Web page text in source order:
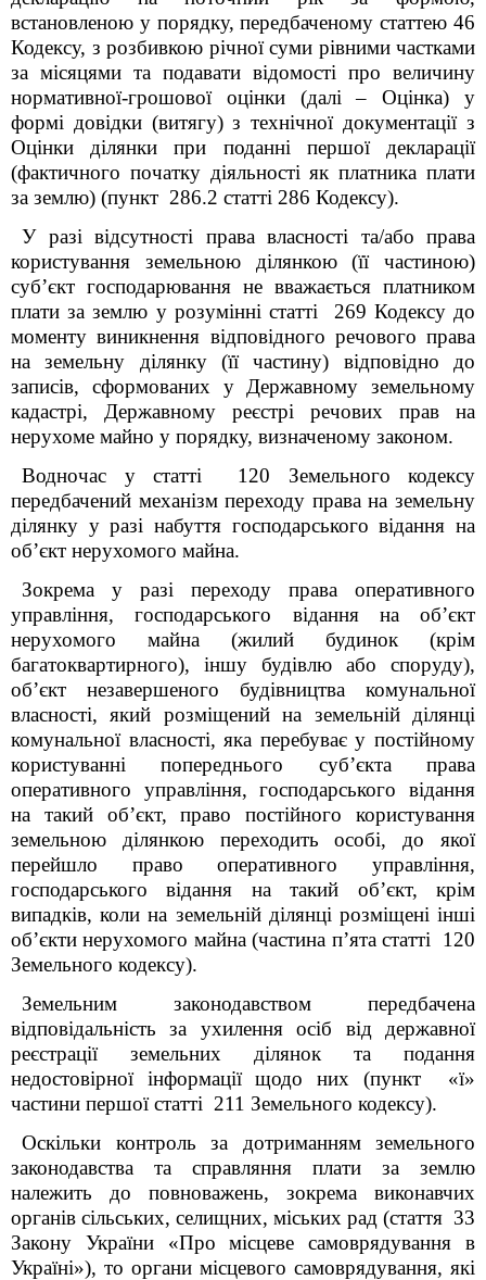
встановленою у порядку, передбаченому статтею 46
Кодексу, з розбивкою річної суми рівними частками
за місяцями та подавати відомості про величину
нормативної-грошової оцінки (далі – Оцінка) у
формі довідки (витягу) з технічної документації з
Оцінки ділянки при поданні першої декларації
(фактичного початку діяльності як платника плати
за землю) (пункт 286.2 статті 286 Кодексу).
У разі відсутності права власності та/або права
користування земельною ділянкою (її частиною)
суб’єкт господарювання не вважається платником
плати за землю у розумінні статті 269 Кодексу до
моменту виникнення відповідного речового права
на земельну ділянку (її частину) відповідно до
записів, сформованих у Державному земельному
кадастрі, Державному реєстрі речових прав на
нерухоме майно у порядку, визначеному законом.
Водночас у статті 120 Земельного кодексу
передбачений механізм переходу права на земельну
ділянку у разі набуття господарського відання на
об’єкт нерухомого майна.
Зокрема у разі переходу права оперативного
управління, господарського відання на об’єкт
нерухомого майна (жилий будинок (крім
багатоквартирного), іншу будівлю або споруду),
об’єкт незавершеного будівництва комунальної
власності, який розміщений на земельній ділянці
комунальної власності, яка перебуває у постійному
користуванні попереднього суб’єкта права
оперативного управління, господарського відання
на такий об’єкт, право постійного користування
земельною ділянкою переходить особі, до якої
перейшло право оперативного управління,
господарського відання на такий об’єкт, крім
випадків, коли на земельній ділянці розміщені інші
об’єкти нерухомого майна (частина п’ята статті 120
Земельного кодексу).
Земельним законодавством передбачена
відповідальність за ухилення осіб від державної
реєстрації земельних ділянок та подання
недостовірної інформації щодо них (пункт «ї»
частини першої статті 211 Земельного кодексу).
Оскільки контроль за дотриманням земельного
законодавства та справляння плати за землю
належить до повноважень, зокрема виконавчих
органів сільських, селищних, міських рад (стаття 33
Закону України «Про місцеве самоврядування в
Україні»), то органи місцевого самоврядування, які